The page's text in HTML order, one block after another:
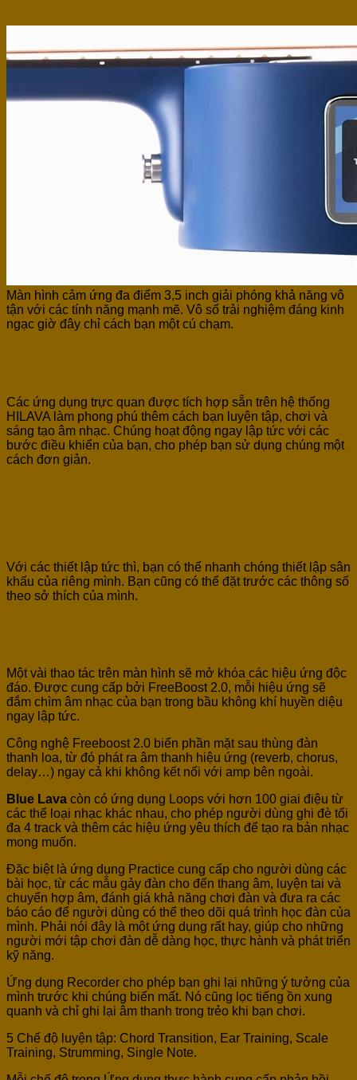
Màn hình cảm ứng đa điểm 3,5 inch giải phóng khả năng vô
tận với các tính năng mạnh mẽ. Vô số trải nghiệm đáng kinh
ngạc giờ đây chỉ cách bạn một cú chạm.
Các ứng dụng trực quan được tích hợp sẵn trên hệ thống
HILAVA làm phong phú thêm cách bạn luyện tập, chơi và
sáng tạo âm nhạc. Chúng hoạt động ngay lập tức với các
bước điều khiển của bạn, cho phép bạn sử dụng chúng một
cách đơn giản.
Với các thiết lập tức thì, bạn có thể nhanh chóng thiết lập sân
khấu của riêng mình. Bạn cũng có thể đặt trước các thông số
theo sở thích của mình.
Một vài thao tác trên màn hình sẽ mở khóa các hiệu ứng độc
đáo. Được cung cấp bởi FreeBoost 2.0, mỗi hiệu ứng sẽ
đắm chìm âm nhạc của bạn trong bầu không khí huyền diệu
ngay lập tức.
Công nghệ Freeboost 2.0 biến phần mặt sau thùng đàn
thanh loa, từ đó phát ra âm thanh hiệu ứng (reverb, chorus,
delay…) ngay cả khi không kết nối với amp bên ngoài.
Blue Lava còn có ứng dụng Loops với hơn 100 giai điệu từ
các thể loại nhạc khác nhau, cho phép người dùng ghi đè tối
đa 4 track và thêm các hiệu ứng yêu thích để tạo ra bản nhạc
mong muốn.
Đặc biệt là ứng dụng Practice cung cấp cho người dùng các
bài học, từ các mẫu gảy đàn cho đến thang âm, luyện tai và
chuyển hợp âm, đánh giá khả năng chơi đàn và đưa ra các
báo cáo để người dùng có thể theo dõi quá trình học đàn của
mình. Phải nói đây là một ứng dụng rất hay, giúp cho những
người mới tập chơi đàn dễ dàng học, thực hành và phát triển
kỹ năng.
Ứng dụng Recorder cho phép bạn ghi lại những ý tưởng của
mình trước khi chúng biến mất. Nó cũng lọc tiếng ồn xung
quanh và chỉ ghi lại âm thanh trong trẻo khi bạn chơi.
5 Chế độ luyện tập: Chord Transition, Ear Training, Scale
Training, Strumming, Single Note.